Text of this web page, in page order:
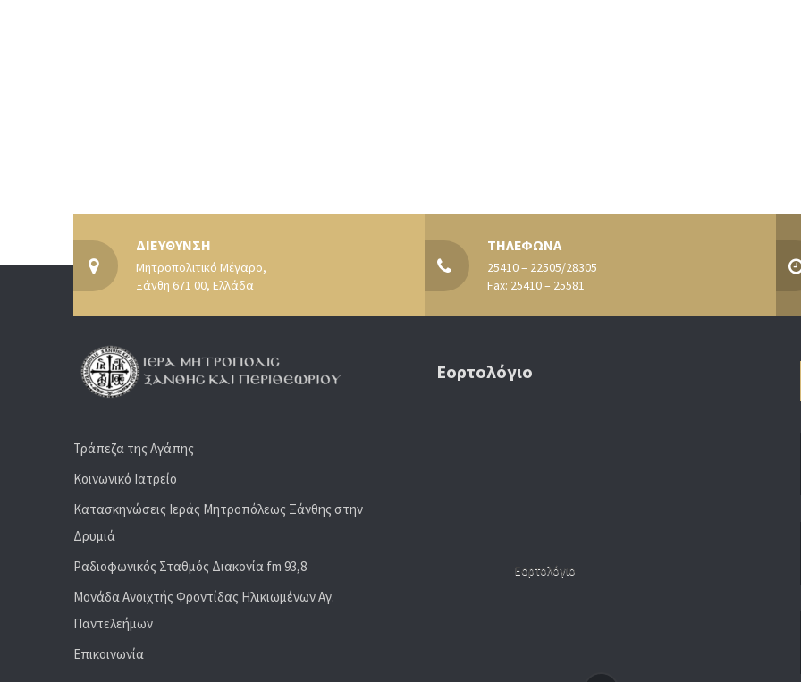
ΔΙΕΥΘΥΝΣΗ
Μητροπολιτικό Μέγαρο,
Ξάνθη 671 00, Ελλάδα
ΤΗΛΕΦΩΝΑ
25410 – 22505/28305
Fax: 25410 – 25581
Τράπεζα της Αγάπης
Κοινωνικό Ιατρείο
Κατασκηνώσεις Ιεράς Μητροπόλεως Ξάνθης στην
Δρυμιά
Ραδιoφωνικός Σταθμός Διακονία fm 93,8
Μονάδα Ανοιχτής Φροντίδας Ηλικιωμένων Αγ.
Παντελεήμων
Επικοινωνία
Εορτολόγιο
Εορτολόγιο